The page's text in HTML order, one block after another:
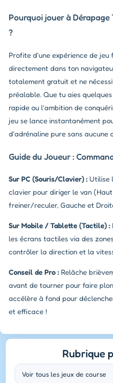
Pourquoi jouer à
?
Profite d'une expérience de jeu
directement dans ton
totalement gratuit et ne
préalable. Que tu aies
rapide ou l'ambition de
jeu se lance instantanément
d'adrénaline pure sans aucune
Guide du Joueur :
Sur PC (Souris/Clavier) : Utilise
clavier pour diriger le van
freiner/reculer, Gauche et
Sur Mobile / Tablette (Tactile) :
les écrans tactiles via des
contrôler la direction et la
Conseil de Pro : Relâche
avant de tourner pour faire
accélère à fond pour
et efficace !
Rubrique
Voir tous les jeux de course